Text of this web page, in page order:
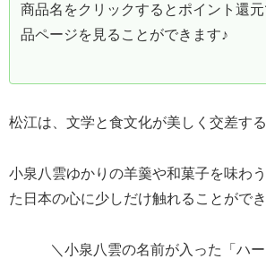
商品名をクリックするとポイント還
品ページを見ることができます♪
松江は、文学と食文化が美しく交差する
小泉八雲ゆかりの羊羹や和菓子を味わ
た日本の心に少しだけ触れることがで
＼小泉八雲の名前が入った「ハ